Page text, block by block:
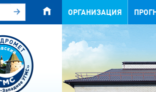
ОРГАНИЗАЦИЯ